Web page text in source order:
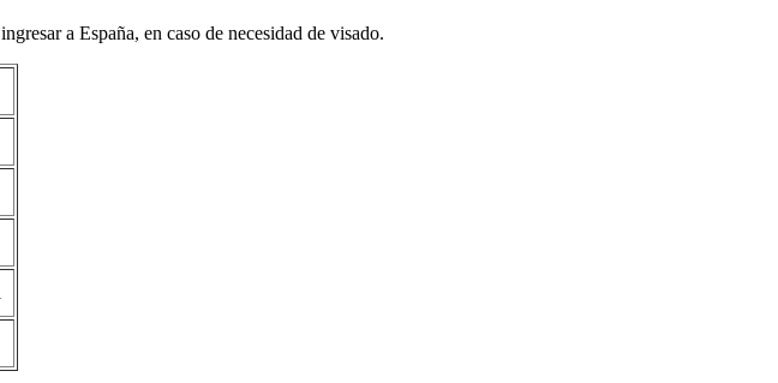
a España, en caso de necesidad de visado.